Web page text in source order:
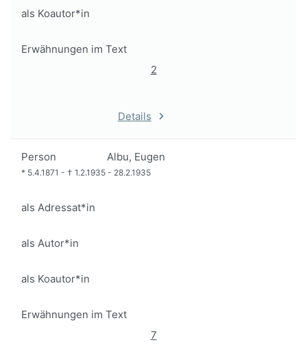
als Koautor*in
Erwähnungen im Text
2
Details
Person Albu, Eugen
* 5.4.1871 - † 1.2.1935 - 28.2.1935
als Adressat*in
als Autor*in
als Koautor*in
Erwähnungen im Text
7